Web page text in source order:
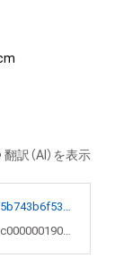
翻訳（AI）を表示
0xb30fc2d754c88c451275b743b6f530f19f643683
0x000000000001000005ac0000001901a2